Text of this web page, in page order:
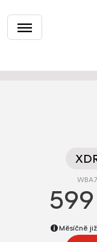
Měsíčně